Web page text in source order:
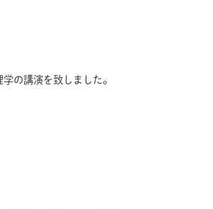
の講演を致しました。